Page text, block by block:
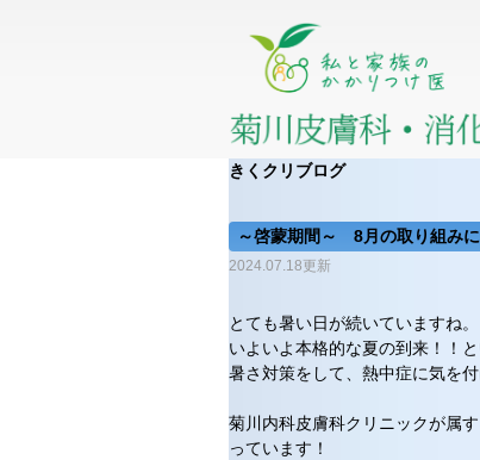
きくクリブログ
～啓蒙期間～ 8月の取り組み
2024.07.18更新
とても暑い日が続いていますね。
いよいよ本格的な夏の到来！！と
暑さ対策をして、熱中症に気を
菊川内科皮膚科クリニックが属
っています！